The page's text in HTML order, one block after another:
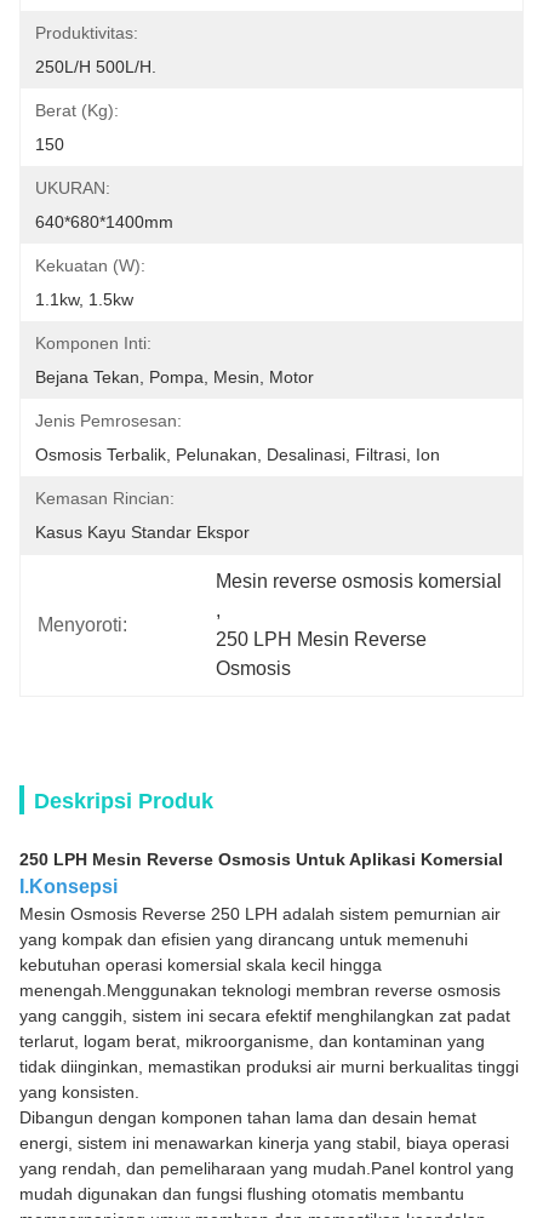
Produktivitas:
250L/H 500L/H.
Berat (kg):
150
UKURAN:
640*680*1400mm
Kekuatan (w):
1.1kw, 1.5kw
Komponen Inti:
Bejana Tekan, Pompa, Mesin, Motor
Jenis Pemrosesan:
Osmosis Terbalik, Pelunakan, Desalinasi, Filtrasi, Ion
Kemasan Rincian:
Kasus Kayu Standar Ekspor
Menyoroti:
Mesin reverse osmosis komersial
,
250 LPH Mesin Reverse
Osmosis
Deskripsi Produk
250 LPH Mesin Reverse Osmosis Untuk Aplikasi Komersial
I.Konsepsi
Mesin Osmosis Reverse 250 LPH adalah sistem pemurnian air
yang kompak dan efisien yang dirancang untuk memenuhi
kebutuhan operasi komersial skala kecil hingga
menengah.Menggunakan teknologi membran reverse osmosis
yang canggih, sistem ini secara efektif menghilangkan zat padat
terlarut, logam berat, mikroorganisme, dan kontaminan yang
tidak diinginkan, memastikan produksi air murni berkualitas tinggi
yang konsisten.
Dibangun dengan komponen tahan lama dan desain hemat
energi, sistem ini menawarkan kinerja yang stabil, biaya operasi
yang rendah, dan pemeliharaan yang mudah.Panel kontrol yang
mudah digunakan dan fungsi flushing otomatis membantu